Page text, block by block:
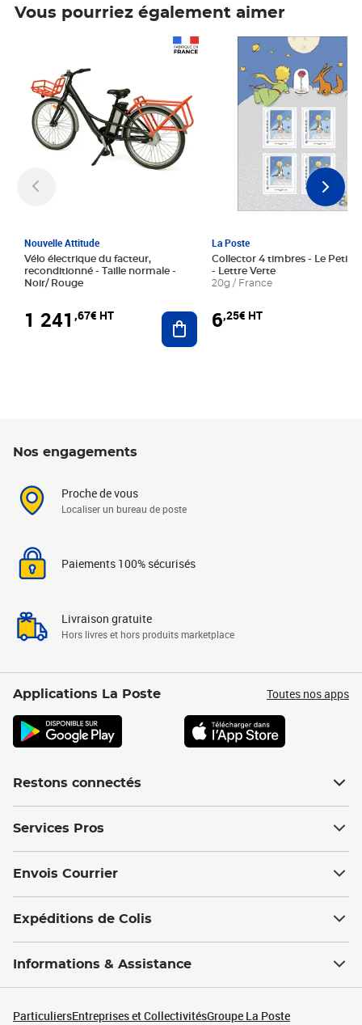
Vous pourriez également aimer
Nouvelle Attitude
Vélo électrique du facteur,
reconditionné - Taille normale -
Noir/ Rouge
1 241 ,67€ HT Ajouter au panier
La Poste
Collector 4 timbres - Le Petit
- Lettre Verte
20g / France
6,25€ HT
Prix 6,25€ HT
Nos engagements
Proche de vous
Localiser un bureau de poste
Paiements 100% sécurisés
Livraison gratuite
Hors livres et hors produits marketplace
Applications La Poste Toutes nos apps
Restons connectés
Services Pros
Envois Courrier
Expéditions de Colis
Informations & Assistance
ParticuliersEntreprises et CollectivitésGroupe La Poste